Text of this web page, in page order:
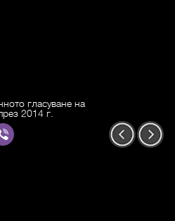
гласуване на
2014 г.